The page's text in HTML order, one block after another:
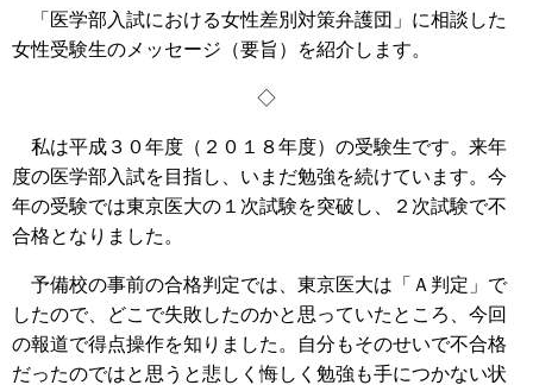
「医学部入試における女性差別対策弁護団」に相談した
女性受験生のメッセージ（要旨）を紹介します。
◇
私は平成３０年度（２０１８年度）の受験生です。来年
度の医学部入試を目指し、いまだ勉強を続けています。今
年の受験では東京医大の１次試験を突破し、２次試験で不
合格となりました。
予備校の事前の合格判定では、東京医大は「Ａ判定」で
したので、どこで失敗したのかと思っていたところ、今回
の報道で得点操作を知りました。自分もそのせいで不合格
だったのではと思うと悲しく悔しく勉強も手につかない状